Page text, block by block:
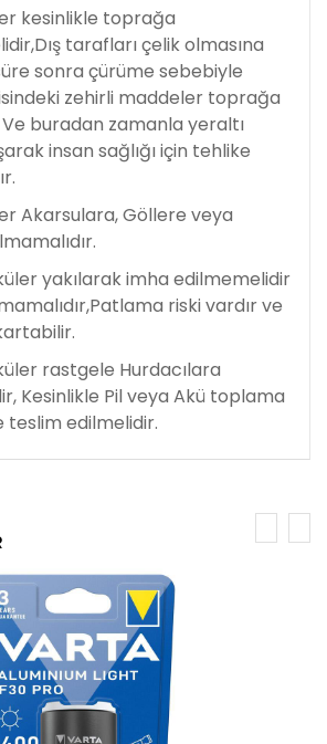
kesinlikle toprağa
tarafları çelik olmasına
sonra çürüme sebebiyle
zehirli maddeler toprağa
Ve buradan zamanla yeraltı
insan sağlığı için tehlike
Akarsulara, Göllere veya
yakılarak imha edilmemelidir
riski vardır ve
rastgele Hurdacılara
Kesinlikle Pil veya Akü toplama
teslim edilmelidir.